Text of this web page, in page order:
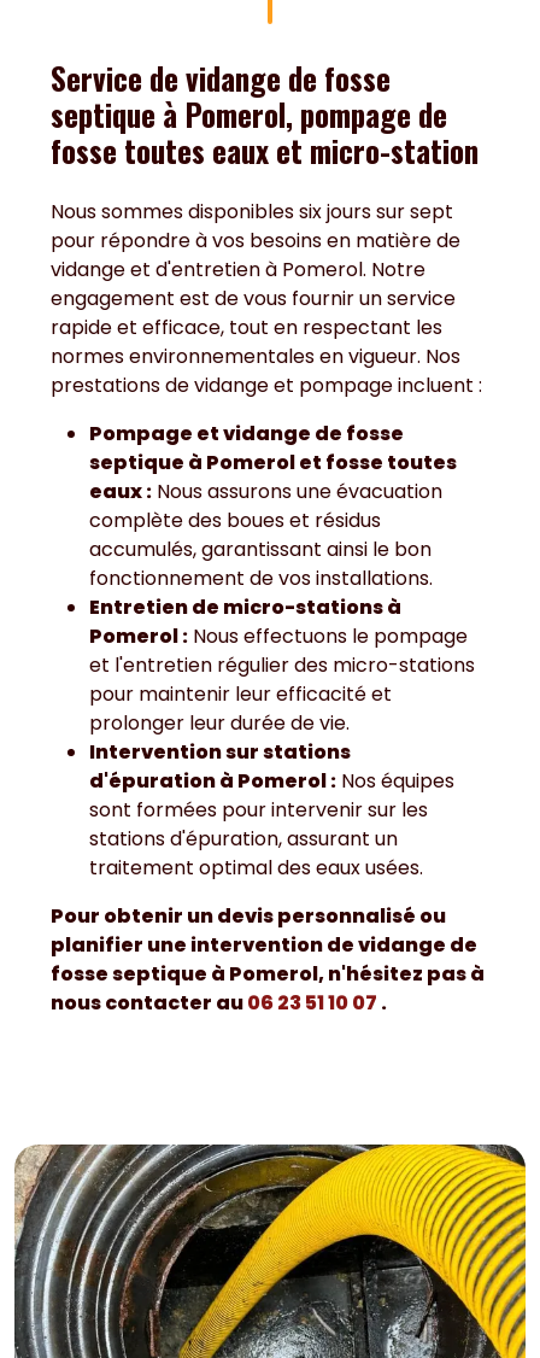
Service de vidange de fosse
septique à Pomerol, pompage de
fosse toutes eaux et micro-station
Nous sommes disponibles six jours sur sept
pour répondre à vos besoins en matière de
vidange et d'entretien à Pomerol. Notre
engagement est de vous fournir un service
rapide et efficace, tout en respectant les
normes environnementales en vigueur. Nos
prestations de vidange et pompage incluent :
Pompage et vidange de fosse
septique à Pomerol et fosse toutes
eaux : Nous assurons une évacuation
complète des boues et résidus
accumulés, garantissant ainsi le bon
fonctionnement de vos installations.
Entretien de micro-stations à
Pomerol : Nous effectuons le pompage
et l'entretien régulier des micro-stations
pour maintenir leur efficacité et
prolonger leur durée de vie.
Intervention sur stations
d'épuration à Pomerol : Nos équipes
sont formées pour intervenir sur les
stations d'épuration, assurant un
traitement optimal des eaux usées.
Pour obtenir un devis personnalisé ou
planifier une intervention de vidange de
fosse septique à Pomerol, n'hésitez pas à
nous contacter au06 23 51 10 07 .